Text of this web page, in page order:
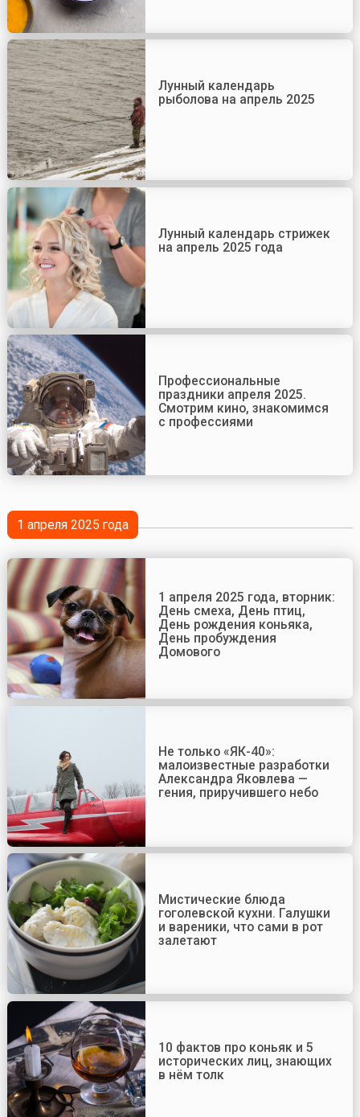
Лунный календарь
рыболова на апрель 2025
Лунный календарь стрижек
на апрель 2025 года
Профессиональные
праздники апреля 2025.
Смотрим кино, знакомимся
с профессиями
1 апреля 2025 года
1 апреля 2025 года, вторник:
День смеха, День птиц,
День рождения коньяка,
День пробуждения
Домового
Не только «ЯК-40»:
малоизвестные разработки
Александра Яковлева —
гения, приручившего небо
Мистические блюда
гоголевской кухни. Галушки
и вареники, что сами в рот
залетают
10 фактов про коньяк и 5
исторических лиц, знающих
в нём толк